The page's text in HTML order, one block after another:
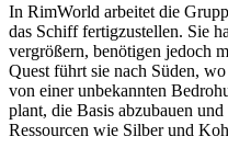
In RimWorld arbeitet die
das Schiff fertigzustellen. Sie
vergrößern, benötigen jedoch
Quest führt sie nach Süden,
von einer unbekannten
plant, die Basis abzubauen
Ressourcen wie Silber und